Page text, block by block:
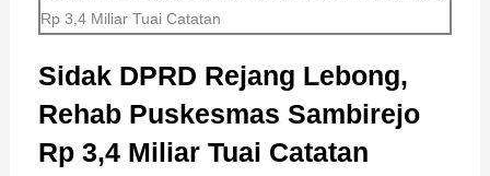
Rp 3,4 Miliar Tuai Catatan
Sidak DPRD Rejang Lebong,
Rehab Puskesmas Sambirejo
Rp 3,4 Miliar Tuai Catatan